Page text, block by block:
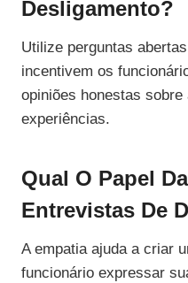
Desligamento?
Utilize perguntas
incentivem os
opiniões honestas
experiências.
Qual O Papel
Entrevistas De
A empatia ajuda a criar
funcionário expressar